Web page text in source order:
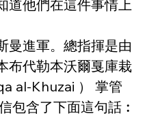
道他們在這件事情上
曼進軍。總指揮是由
布代勒本沃爾戛庫栽
al-Khuzai ） 掌管
含了下面這句話︰